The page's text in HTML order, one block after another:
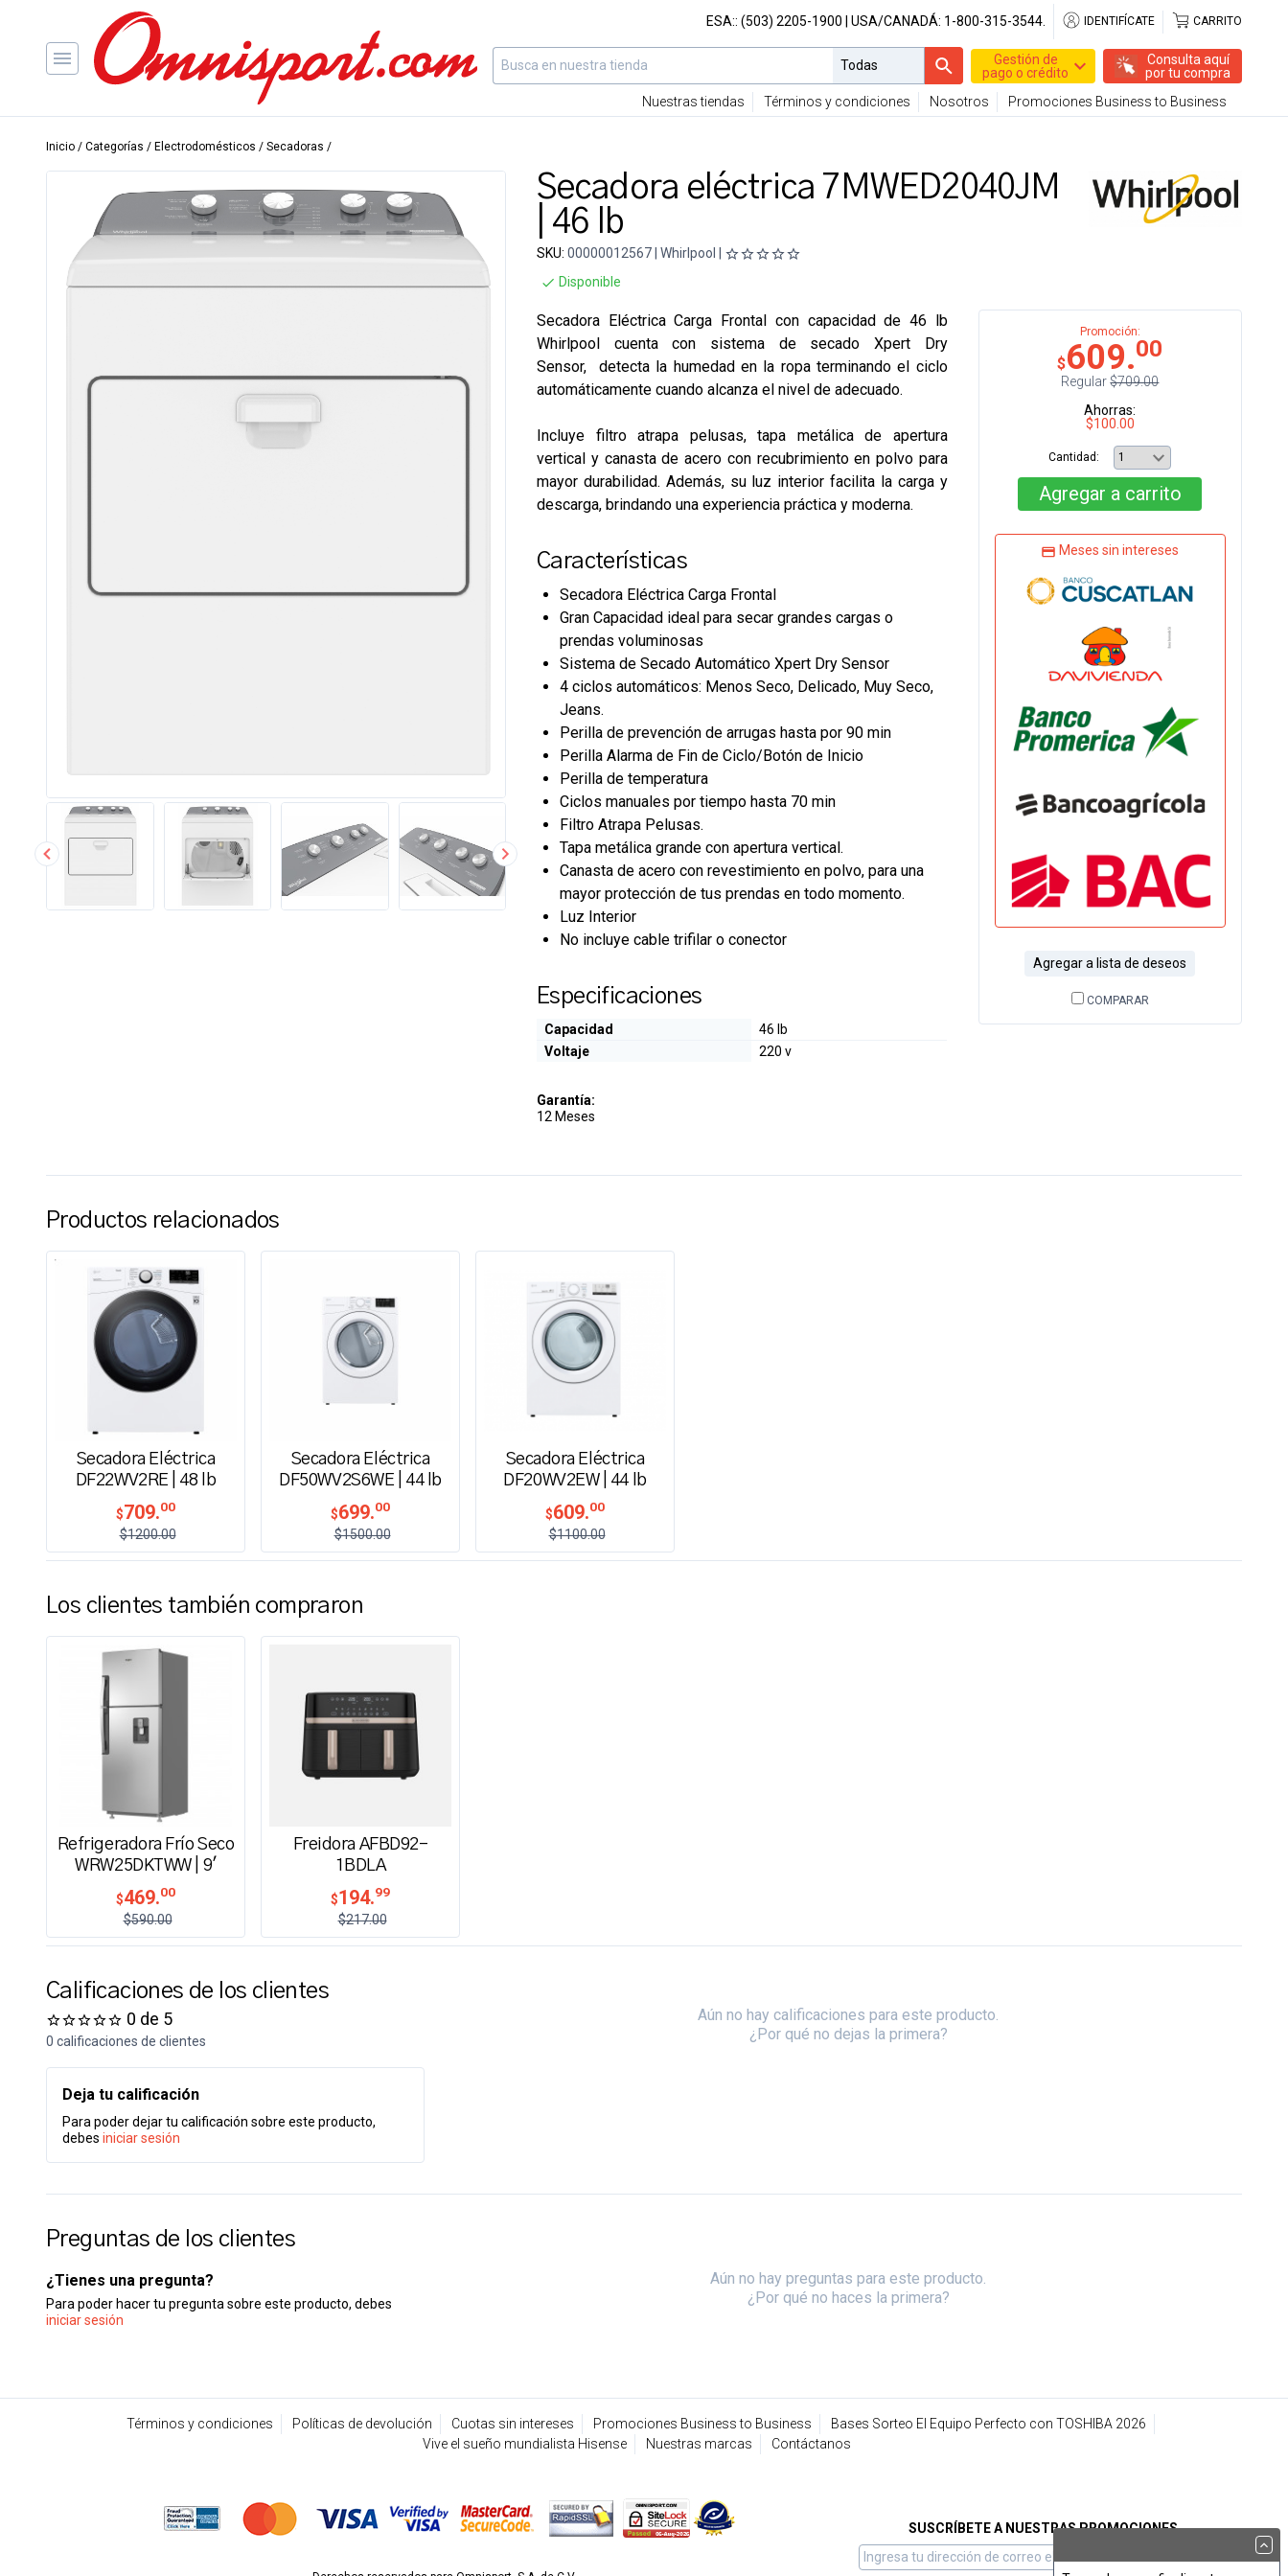
ESA:: (503) 2205-1900 | USA/CANADÁ: 1-800-315-3544. IDENTIFÍCATE CARRITO
Gestión de
pago o crédito
Consulta aquí
por tu compra
Nuestras tiendas
Términos y condiciones Nosotros Promociones Business to Business
Inicio / Categorías / Electrodomésticos / Secadoras /
Secadora eléctrica 7MWED2040JM
| 46 lb
SKU: 00000012567 | Whirlpool |
Disponible
Promoción:
$609.00
Regular$709.00
Ahorras:
$100.00
Cantidad:
Agregar a carrito
Meses sin intereses
Agregar a lista de deseos
COMPARAR
Secadora Eléctrica Carga Frontal con capacidad de 46 lb
Whirlpool cuenta con sistema de secado Xpert Dry
Sensor,
detecta la humedad en la ropa terminando el ciclo
automáticamente cuando alcanza el nivel de adecuado.
Incluye filtro atrapa pelusas, tapa metálica de apertura
vertical y canasta de acero con recubrimiento en polvo para
mayor durabilidad. Además, su luz interior facilita la carga y
descarga, brindando una experiencia práctica y moderna.
Características
Secadora Eléctrica Carga Frontal
Gran Capacidad ideal para secar grandes cargas o
prendas voluminosas
Sistema de Secado Automático Xpert Dry Sensor
4 ciclos automáticos: Menos Seco, Delicado, Muy Seco,
Jeans.
Perilla de prevención de arrugas hasta por 90 min
Perilla Alarma de Fin de Ciclo/Botón de Inicio
Perilla de temperatura
Ciclos manuales por tiempo hasta 70 min
Filtro Atrapa Pelusas.
Tapa metálica grande con apertura vertical.
Canasta de acero con revestimiento en polvo, para una
mayor protección de tus prendas en todo momento.
Luz Interior
No incluye cable trifilar o conector
Especificaciones
Capacidad
46 lb
Voltaje
220 v
Garantía:
12 Meses
Productos relacionados
Secadora Eléctrica
DF22WV2RE | 48 lb
$709.00
$1200.00
Secadora Eléctrica
DF50WV2S6WE | 44 lb
$699.00
$1500.00
Secadora Eléctrica
DF20WV2EW | 44 lb
$609.00
$1100.00
Los clientes también compraron
Refrigeradora Frío Seco
WRW25DKTWW | 9'
$469.00
$590.00
Freidora AFBD92-
1BDLA
$194.99
$217.00
Calificaciones de los clientes
0 de 5
0 calificaciones de clientes
Deja tu calificación
Para poder dejar tu calificación sobre este producto,
debes iniciar sesión
Aún no hay calificaciones para este producto.
¿Por qué no dejas la primera?
Preguntas de los clientes
¿Tienes una pregunta?
Para poder hacer tu pregunta sobre este producto, debes
iniciar sesión
Aún no hay preguntas para este producto.
¿Por qué no haces la primera?
Términos y condiciones Políticas de devolución Cuotas sin intereses Promociones Business to Business
Bases Sorteo El Equipo Perfecto con TOSHIBA 2026
Vive el sueño mundialista Hisense
Nuestras marcas Contáctanos
SUSCRÍBETE A NUESTRAS PROMOCIONES